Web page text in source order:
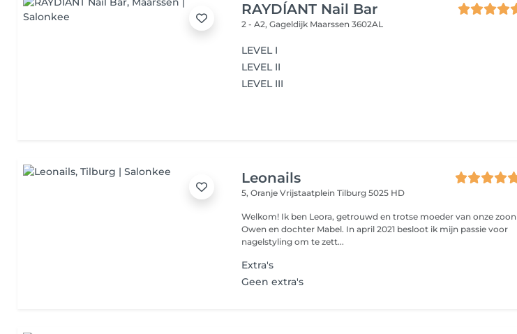
RAYDÍANT Nail Bar
2 - A2, Gageldijk Maarssen 3602AL
LEVEL I
LEVEL II
LEVEL III
Leonails
5, Oranje VrijstaatpleinTilburg 5025 HD
Welkom! Ik ben Leora, getrouwd en trotse moeder van onze zoon
Owen en dochter Mabel. In april 2021 besloot ik mijn passie voor
nagelstyling om te zett...
Extra's
Geen extra's